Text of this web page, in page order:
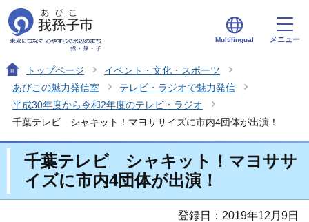
Multilingual メニュー
トップページ
イベント・文化・スポーツ
あびこの魅力発信室
テレビ・ラジオで魅力発信
平成30年度から令和2年度のテレビ・ラジオ
千葉テレビ シャキット！マヨササイズに市内4団体が出演！
千葉テレビ シャキット！マヨササ
イズに市内4団体が出演！
登録日：2019年12月9日